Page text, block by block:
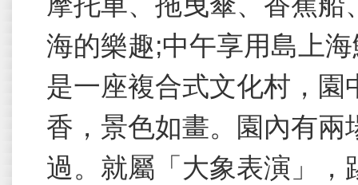
海的樂趣;中午享用島上
是一座複合式文化村，
香，景色如畫。園內有
過。就屬「大象表演」